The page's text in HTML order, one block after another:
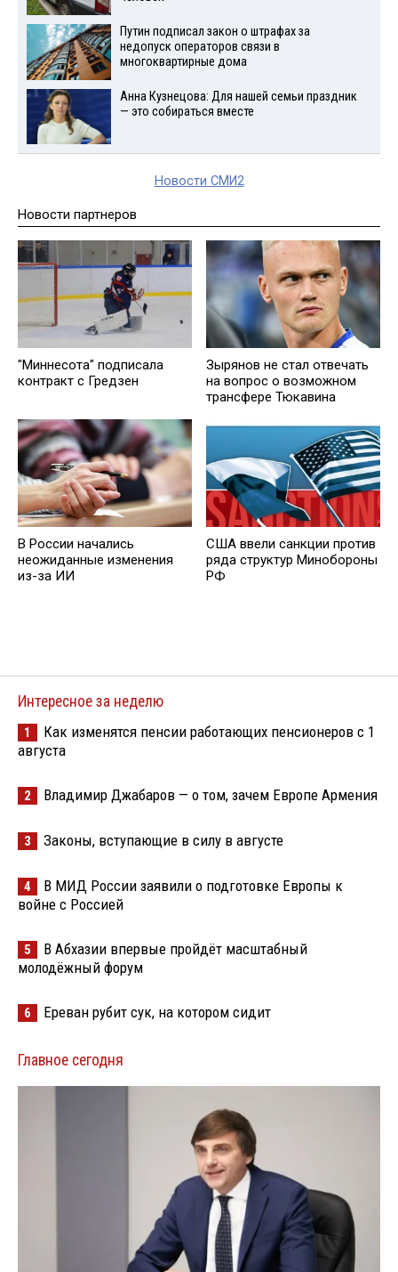
Путин подписал закон о штрафах за
недопуск операторов связи в
многоквартирные дома
Анна Кузнецова: Для нашей семьи праздник
— это собираться вместе
Новости СМИ2
Новости партнеров
"Миннесота" подписала
контракт с Гредзен
Зырянов не стал отвечать
на вопрос о возможном
трансфере Тюкавина
В России начались
неожиданные изменения
из-за ИИ
США ввели санкции против
ряда структур Минобороны
РФ
Интересное за неделю
1
Как изменятся пенсии работающих пенсионеров с 1
августа
2 Владимир Джабаров — о том, зачем Европе Армения
3 Законы, вступающие в силу в августе
4
В МИД России заявили о подготовке Европы к
войне с Россией
5
В Абхазии впервые пройдёт масштабный
молодёжный форум
6 Ереван рубит сук, на котором сидит
Главное сегодня